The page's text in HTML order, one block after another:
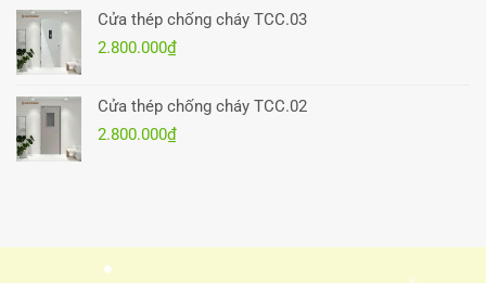
Cửa thép chống cháy TCC.03
2.800.000₫
Cửa thép chống cháy TCC.02
2.800.000₫